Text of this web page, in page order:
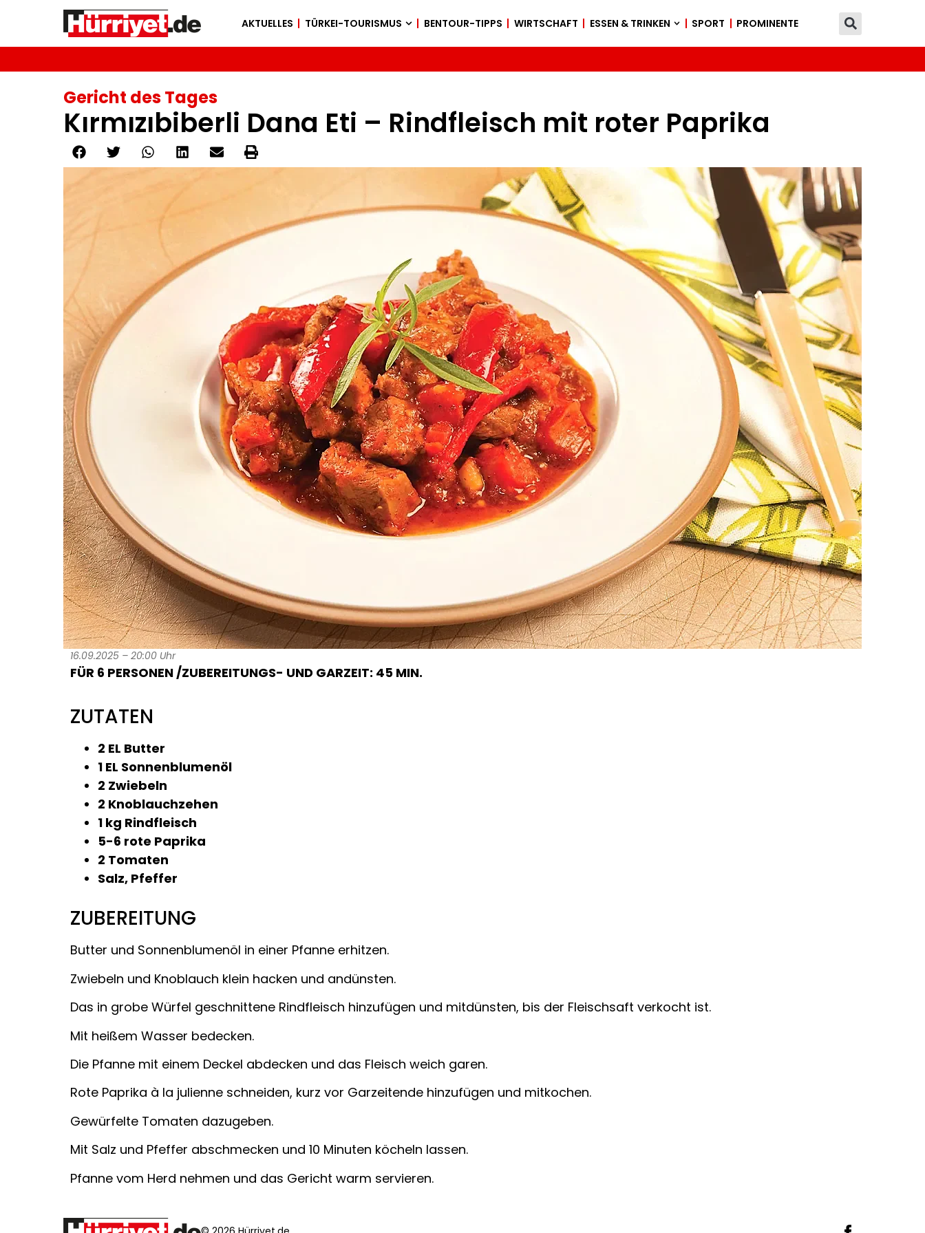
AKTUELLES TÜRKEI-TOURISMUS BENTOUR-TIPPS WIRTSCHAFT ESSEN & TRINKEN SPORT PROMINENTE
Gericht des Tages
Kırmızıbiberli Dana Eti – Rindfleisch mit roter Paprika
16.09.2025 – 20:00 Uhr
FÜR 6 PERSONEN /ZUBEREITUNGS- UND GARZEIT: 45 MIN.
ZUTATEN
2 EL Butter
1 EL Sonnenblumenöl
2 Zwiebeln
2 Knoblauchzehen
1 kg Rindfleisch
5-6 rote Paprika
2 Tomaten
Salz, Pfeffer
ZUBEREITUNG
Butter und Sonnenblumenöl in einer Pfanne erhitzen.
Zwiebeln und Knoblauch klein hacken und andünsten.
Das in grobe Wür­fel geschnittene Rindfleisch hinzufügen und mitdünsten, bis der Fleischsaft verkocht ist.
Mit heißem Wasser bedecken.
Die Pfanne mit einem Deckel abdecken und das Fleisch weich ga­ren.
Rote Paprika à la julienne schneiden, kurz vor Garzeitende hinzufügen und mitkochen.
Gewürfelte Tomaten dazugeben.
Mit Salz und Pfeffer abschmecken und 10 Minuten köcheln lassen.
Pfanne vom Herd nehmen und das Gericht warm servieren.